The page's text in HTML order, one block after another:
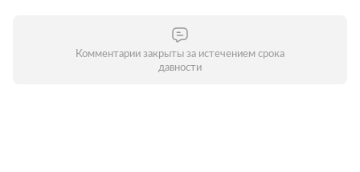
Комментарии закрыты за истечением срока
давности